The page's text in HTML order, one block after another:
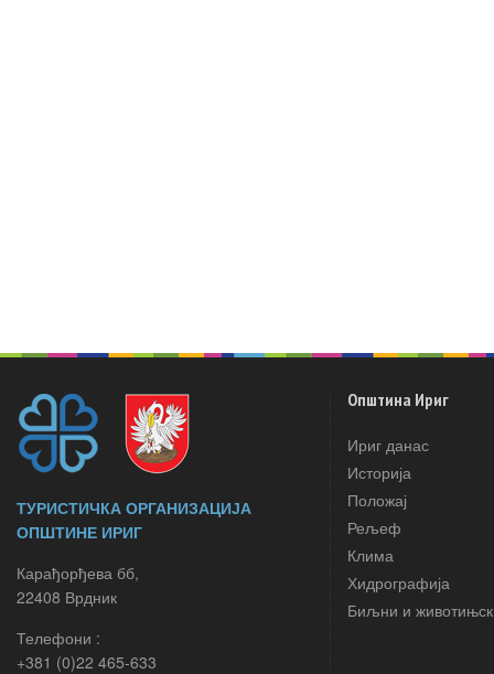
ТУРИСТИЧКА ОРГАНИЗАЦИЈА
ОПШТИНЕ ИРИГ
Карађорђева бб,
22408 Врдник
Телефони :
+381 (0)22 465-633
Општина Ириг
Ириг данас
Историја
Положај
Рељеф
Клима
Хидрографија
Биљни и